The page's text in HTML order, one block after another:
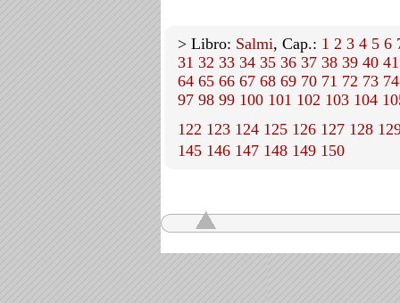
> Libro: Salmi, Cap.: 1 2 3 4 5 6
31 32 33 34 35 36 37 38 39 40 41
64 65 66 67 68 69 70 71 72 73 74
97 98 99 100 101 102 103 104
122 123 124 125 126 127 128
145 146 147 148 149 150